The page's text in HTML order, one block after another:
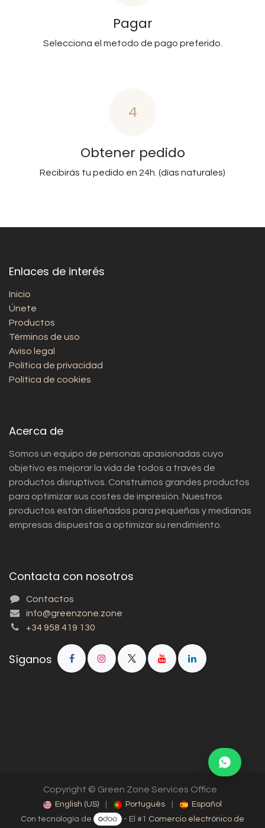
Pagar
Selecciona el metodo de pago preferido.
4
Obtener pedido
Recibirás tu pedido en 24h. (días naturales)
Enlaces de interés
Inicio
Únete
Productos
Términos de uso
Aviso legal
Política de privacidad
Política de cookies
Acerca de
Somos un equipo de personas apasionadas cuyo
objetivo es mejorar la vida de todos a través de
productos disruptivos. Construimos grandes productos
para optimizar sus costes de impresión. Nuestros
productos están diseñados para pequeñas y medianas
empresas dispuestas a optimizar su rendimiento.
Contacta con nosotros
Contactos
info@greenzone.zone
+34 958 419 130
Síganos
Copyright © Green Zone Services Office
English (US) Português
Español
Con tecnología de
- El #1 Comercio electrónico de